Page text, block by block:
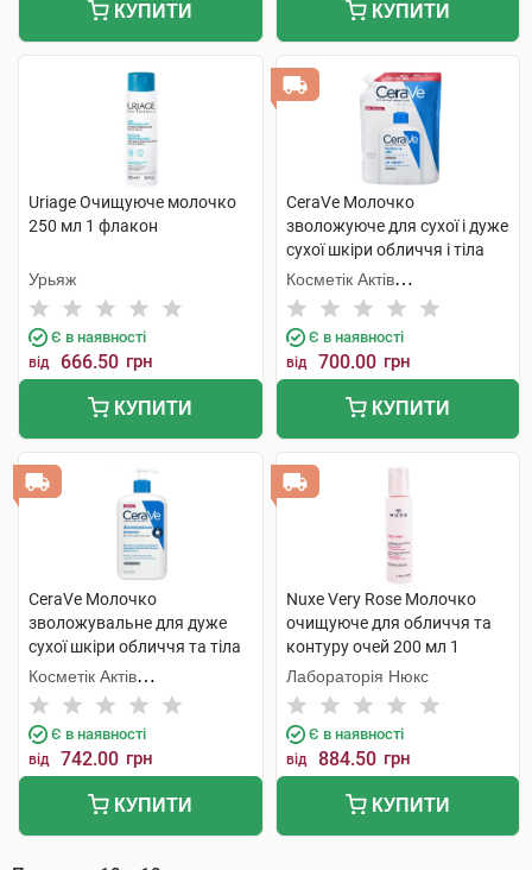
КУПИТИ КУПИТИ
Uriage Очищуюче молочко
250 мл 1 флакон
Урьяж
Є в наявності
від 666.50 грн
КУПИТИ
CeraVe Молочко
зволожуюче для сухої і дуже
сухої шкіри обличчя і тіла
473 мл 1 пакет
Косметік Актів
Інтернаціональ
Є в наявності
від 700.00 грн
КУПИТИ
CeraVe Молочко
зволожувальне для дуже
сухої шкіри обличчя та тіла
473 мл 1 флакон
Косметік Актів
Інтернаціональ
Є в наявності
від 742.00 грн
КУПИТИ
Nuxe Very Rose Молочко
очищуюче для обличчя та
контуру очей 200 мл 1
флакон
Лабораторія Нюкс
Є в наявності
від 884.50 грн
КУПИТИ